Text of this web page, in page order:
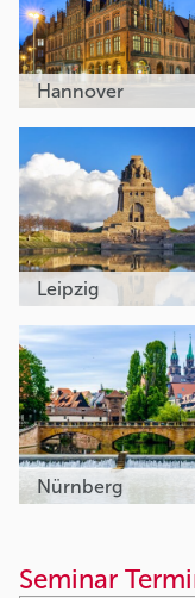
Hannover
Leipzig
Nürnberg
Seminar